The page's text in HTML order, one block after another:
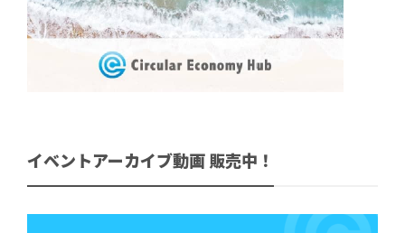
イベントアーカイブ動画 販売中！